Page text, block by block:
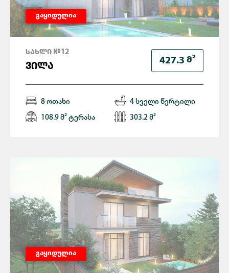
გაყიდულია
427.3 Მ²
ᲡᲐᲮᲚᲘ №12
ᲕᲘᲚᲐ
8 ოთახი 4 სველი წერტილი
108.9 მ² ტერასა 303.2 მ²
გაყიდულია